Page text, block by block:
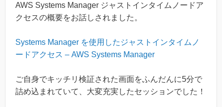
AWS Systems Manager ジャストインタイムノードア
クセスの概要をお話しされました。
Systems Manager を使用したジャストインタイムノ
ードアクセス – AWS Systems Manager
ご自身でキッチリ検証された画面をふんだんに5分で
詰め込まれていて、大変充実したセッションでした！